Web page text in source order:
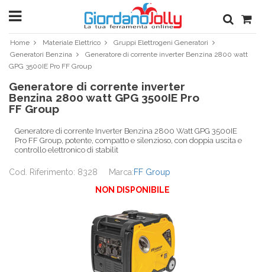
Home Materiale Elettrico
Gruppi Elettrogeni Generatori
Generatori Benzina
Generatore di corrente inverter Benzina 2800 watt
GPG 3500IE Pro FF Group
Generatore di corrente inverter
Benzina 2800 watt GPG 3500IE Pro
FF Group
Generatore di corrente Inverter Benzina 2800 Watt GPG 3500IE
Pro FF Group, potente, compatto e silenzioso, con doppia uscita e
controllo elettronico di stabilit
Cod. Riferimento: 8328 Marca:FF Group
NON DISPONIBILE